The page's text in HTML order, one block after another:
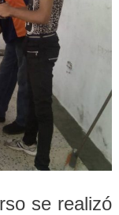
se realizó